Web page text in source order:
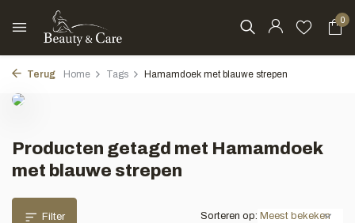
0
Terug Home Tags Hamamdoek met blauwe strepen
Producten getagd met Hamamdoek
met blauwe strepen
Filter Sorteren op: